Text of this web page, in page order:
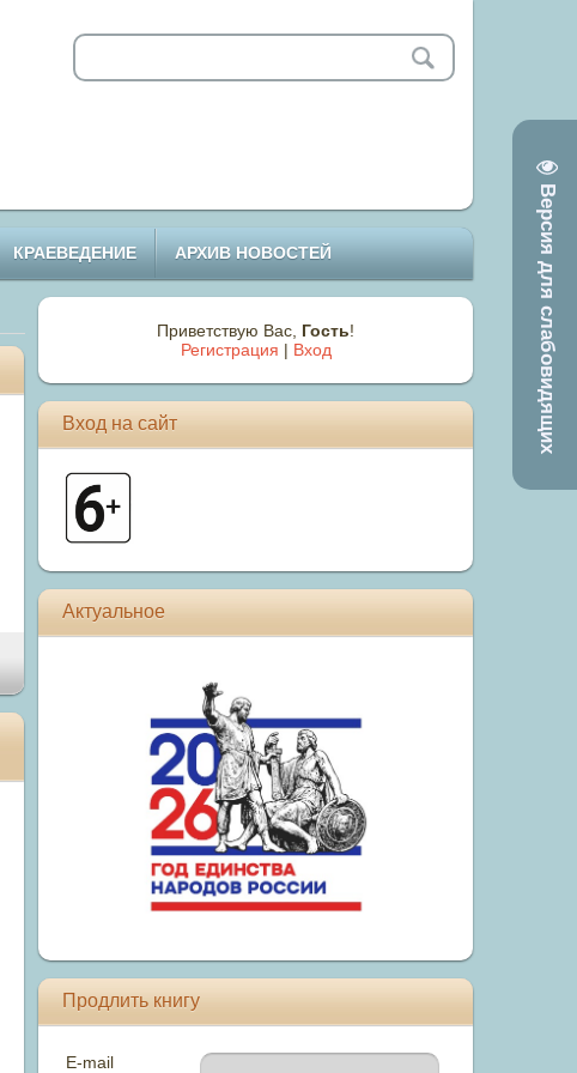
Версия для слабовидящих
КРАЕВЕДЕНИЕ АРХИВ НОВОСТЕЙ
Приветствую Вас Гость!
Регистрация | Вход
Вход на сайт
Актуальное
Продлить книгу
E-mail